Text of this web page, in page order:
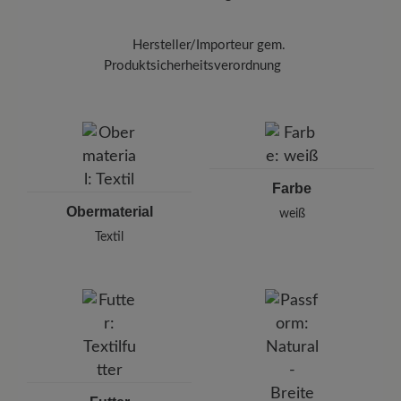
Gerüchen zu befreien, verwenden Sie das
Spray Breeze (125 ml)in dem Innenraum und
Hersteller/Importeur gem.
Produktsicherheitsverordnung
Karlstraße 8/1, 71638 Ludwigsburg, Germany
E-Mail: support@joe-nimble.com
Obermaterial
Textil
Farbe
weiß